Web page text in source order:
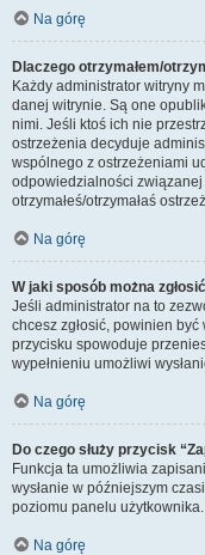
Na górę
Dlaczego otrzymałem/
Każdy administrator witryny
danej witrynie. Są one
nimi. Jeśli ktoś ich nie
ostrzeżenia decyduje
wspólnego z ostrzeżeniami
odpowiedzialności
otrzymałeś/otrzymałaś
Na górę
W jaki sposób można
Jeśli administrator na to
chcesz zgłosić, powinien
przycisku spowoduje
wypełnieniu umożliwi
Na górę
Do czego służy przycisk
Funkcja ta umożliwia
wysłanie w późniejszym
poziomu panelu użytkownika.
Na górę